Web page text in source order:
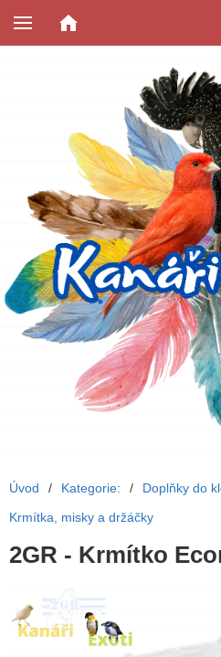
Úvod / Kategorie: / Doplňky do
Krmítka, misky a držáčky
2GR - Krmítko